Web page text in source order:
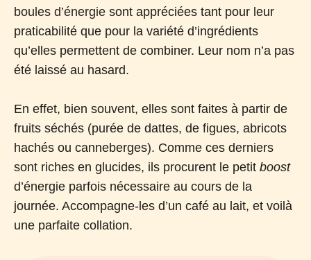
boules d’énergie sont appréciées tant pour leur
praticabilité que pour la variété d’ingrédients
qu’elles permettent de combiner. Leur nom n’a pas
été laissé au hasard.
En effet, bien souvent, elles sont faites à partir de
fruits séchés (purée de dattes, de figues, abricots
hachés ou canneberges). Comme ces derniers
sont riches en glucides, ils procurent le petit boost
d’énergie parfois nécessaire au cours de la
journée. Accompagne-les d’un café au lait, et voilà
une parfaite collation.